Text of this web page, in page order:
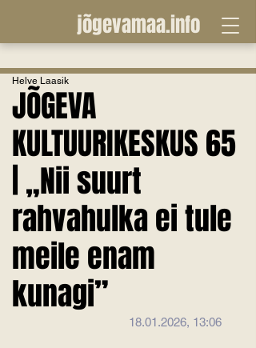
jõgevamaa.info
JÕGEVA
KULTUURIKESKUS 65
| „Nii suurt
rahvahulka ei tule
meile enam
kunagi”
Helve Laasik
18.01.2026, 13:06